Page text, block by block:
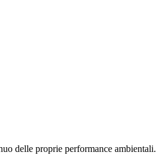
delle proprie performance ambientali.